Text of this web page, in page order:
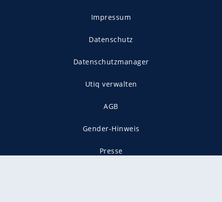
Impressum
Datenschutz
Datenschutzmanager
Utiq verwalten
AGB
Gender-Hinweis
Presse